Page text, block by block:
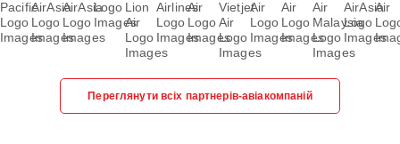
Переглянути всіх партнерів-авіакомпаній